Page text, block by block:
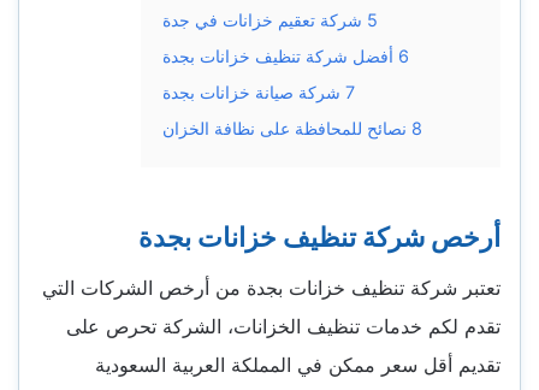
5 شركة تعقيم خزانات في جدة
6 أفضل شركة تنظيف خزانات بجدة
7 شركة صيانة خزانات بجدة
8 نصائح للمحافظة على نظافة الخزان
أرخص شركة تنظيف خزانات بجدة
تعتبر شركة تنظيف خزانات بجدة من أرخص الشركات التي
تقدم لكم خدمات تنظيف الخزانات، الشركة تحرص على
تقديم أقل سعر ممكن في المملكة العربية السعودية